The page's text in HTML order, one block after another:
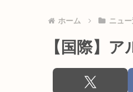
ホーム ニュー
【国際】